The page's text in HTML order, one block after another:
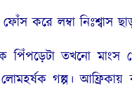
করে লম্বা নিঃশ্বাস
তখনো মাংস
গল্প।